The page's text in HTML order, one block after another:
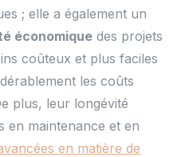
; elle a également un
économique des projets
coûteux et plus faciles
les coûts
plus, leur longévité
en maintenance et en
en matière de